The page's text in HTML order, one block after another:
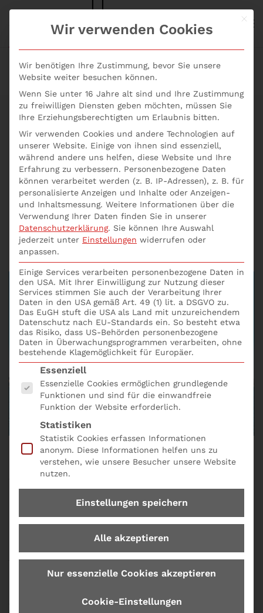
Skip to main content
S+P NEWS
Bilanzen verstehen –
ein Tutorial für
Anfänger.
S+P Seminare Fortschritt in deiner Karriere
Bilanzliefert wichtige Informationen über die
finanzielle Situation eines Unternehmens. Doch
Blog-Post zeigen wir dir, worauf du beim Lesen einer
Bilanz achten musst!
1. Was ist eine Bilanz?
Vermögenswerte, Schulden und Eigenkapital eines
Mit
Wir verwenden Cookies
Wir benötigen Ihre Zustimmung, bevor Sie unsere
Website weiter besuchen können.
Wenn Sie unter 16 Jahre alt sind und Ihre Zustimmung
zu freiwilligen Diensten geben möchten, müssen Sie
Ihre Erziehungsberechtigten um Erlaubnis bitten.
Wir verwenden Cookies und andere Technologien auf
unserer Website. Einige von ihnen sind essenziell,
während andere uns helfen, diese Website und Ihre
Erfahrung zu verbessern. Personenbezogene Daten
können verarbeitet werden (z. B. IP-Adressen), z. B. für
personalisierte Anzeigen und Inhalte oder Anzeigen-
und Inhaltsmessung. Weitere Informationen über die
Verwendung Ihrer Daten finden Sie in unserer
Datenschutzerklärung. Sie können Ihre Auswahl
jederzeit unter Einstellungen widerrufen oder
anpassen.
Einige Services verarbeiten personenbezogene Daten in
den USA. Mit Ihrer Einwilligung zur Nutzung dieser
Services stimmen Sie auch der Verarbeitung Ihrer
Daten in den USA gemäß Art. 49 (1) lit. a DSGVO zu.
Das EuGH stuft die USA als Land mit unzureichendem
Datenschutz nach EU-Standards ein. So besteht etwa
das Risiko, dass US-Behörden personenbezogene
Daten in Überwachungsprogrammen verarbeiten, ohne
bestehende Klagemöglichkeit für Europäer.
Es folgt eine Liste der Service-Gruppen, für die
Essenziell
Essenzielle Cookies ermöglichen grundlegende
Funktionen und sind für die einwandfreie
Funktion der Website erforderlich.
Statistiken
Statistik Cookies erfassen Informationen
anonym. Diese Informationen helfen uns zu
verstehen, wie unsere Besucher unsere Website
nutzen.
Einstellungen speichern
Alle akzeptieren
Nur essenzielle Cookies akzeptieren
Cookie-Einstellungen